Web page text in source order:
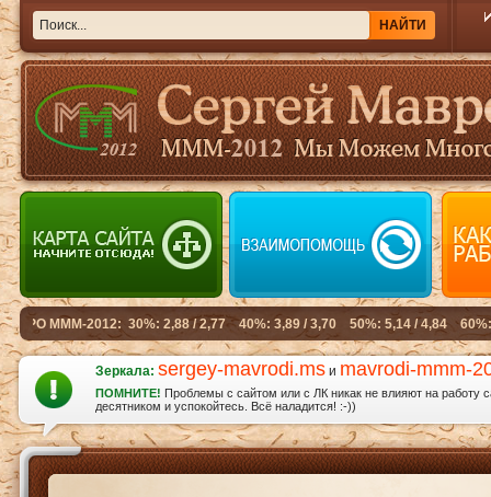
Зеркала: sergey-mavrodi.ms и mavrodi-mmm-
ПОМНИТЕ! Проблемы с сайтом или с ЛК никак не влияют на работу
десятником и успокойтесь. Всё наладится! :-))